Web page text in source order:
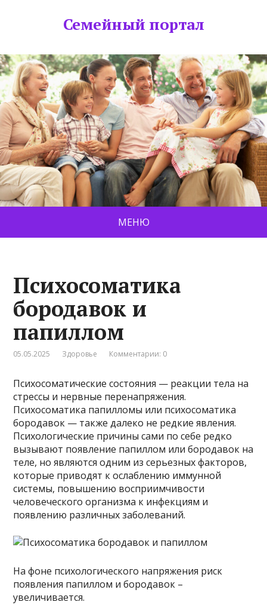
Семейный портал
МЕНЮ
Психосоматика
бородавок и
папиллом
05.05.2025 Здоровье Комментарии: 0
Психосоматические состояния — реакции тела на
стрессы и нервные перенапряжения.
Психосоматика папилломы или психосоматика
бородавок — также далеко не редкие явления.
Психологические причины сами по себе редко
вызывают появление папиллом или бородавок на
теле, но являются одним из серьезных факторов,
которые приводят к ослаблению иммунной
системы, повышению восприимчивости
человеческого организма к инфекциям и
появлению различных заболеваний.
На фоне психологического напряжения риск
появления папиллом и бородавок –
увеличивается.